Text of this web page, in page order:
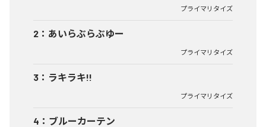
プライマリタイズ
2 ： あいらぶらぶゆー
プライマリタイズ
3 ： ラキラキ!!
プライマリタイズ
4 ： ブルーカーテン